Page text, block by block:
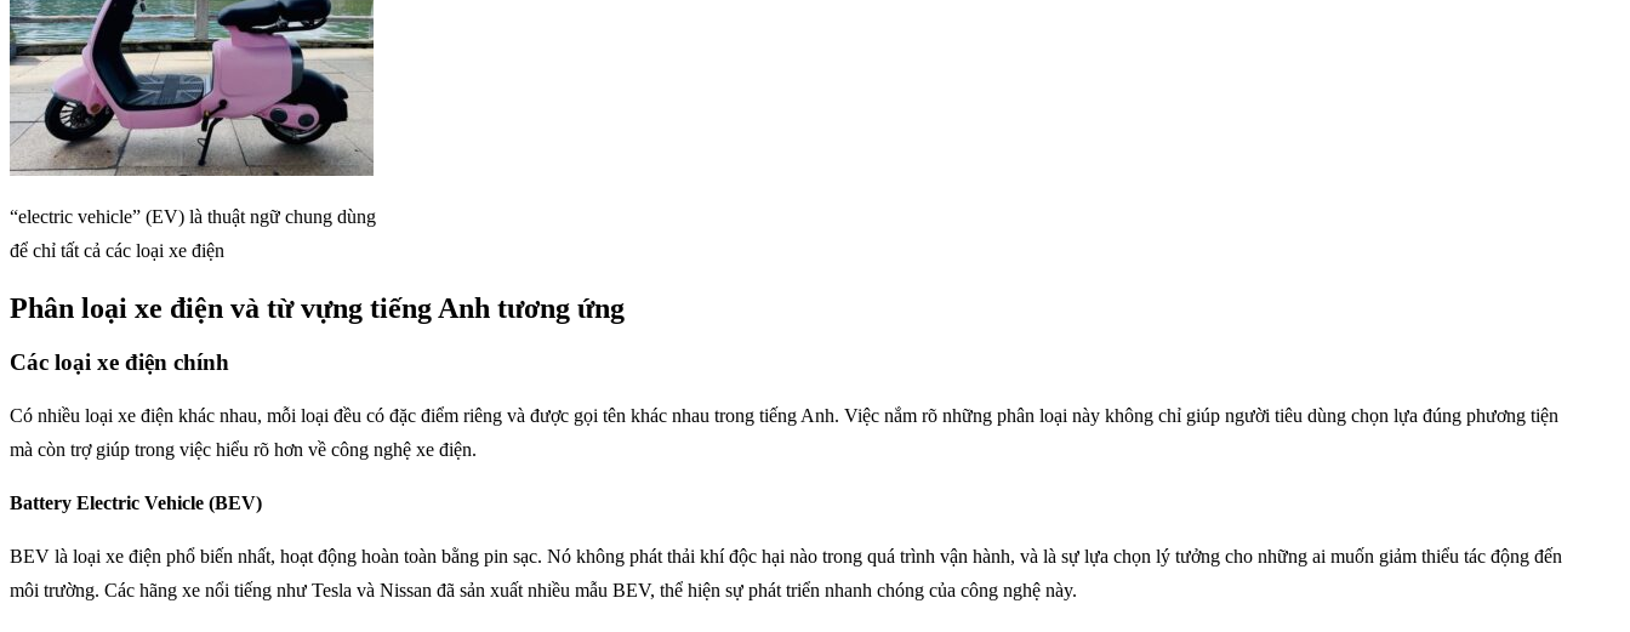
“electric vehicle” (EV) là thuật ngữ chung dùng
để chỉ tất cả các loại xe điện
Phân loại xe điện và từ vựng tiếng Anh tương ứng
Các loại xe điện chính
Có nhiều loại xe điện khác nhau, mỗi loại đều có đặc điểm riêng và được gọi tên khác nhau trong tiếng Anh. Việc nắm rõ những phân loại này không chỉ giúp người tiêu dùng chọn lựa đúng phương tiện
mà còn trợ giúp trong việc hiểu rõ hơn về công nghệ xe điện.
Battery Electric Vehicle (BEV)
BEV là loại xe điện phổ biến nhất, hoạt động hoàn toàn bằng pin sạc. Nó không phát thải khí độc hại nào trong quá trình vận hành, và là sự lựa chọn lý tưởng cho những ai muốn giảm thiểu tác động đến
môi trường. Các hãng xe nổi tiếng như Tesla và Nissan đã sản xuất nhiều mẫu BEV, thể hiện sự phát triển nhanh chóng của công nghệ này.